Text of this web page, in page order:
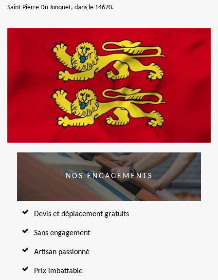
Saint Pierre Du Jonquet, dans le 14670.
NOS ENGAGEMENTS
Devis et déplacement gratuits
Sans engagement
Artisan passionné
Prix imbattable